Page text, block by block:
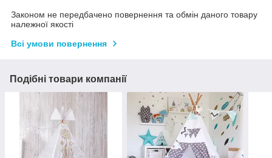
Законом не передбачено повернення та обмін даного товару
належної якості
Всі умови повернення
Подібні товари компанії